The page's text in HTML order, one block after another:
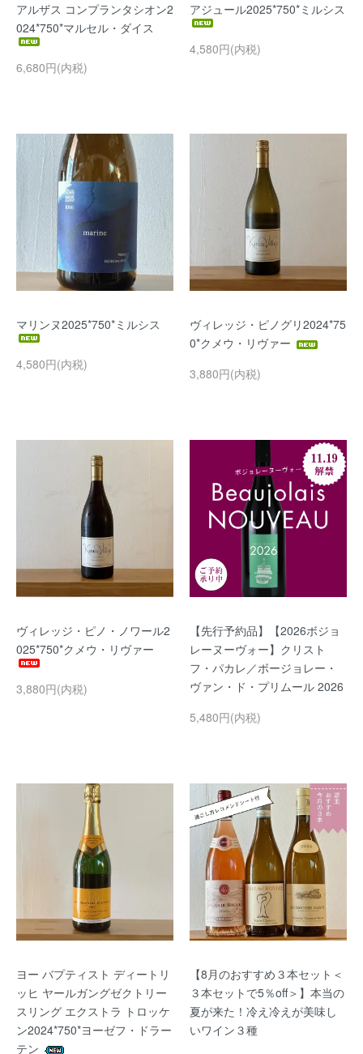
アルザス コンプランタシオン2
024*750*マルセル・ダイス
6,680円(内税)
アジュール2025*750*ミルシス
4,580円(内税)
マリンヌ2025*750*ミルシス
4,580円(内税)
ヴィレッジ・ピノグリ2024*75
0*クメウ・リヴァー
3,880円(内税)
ヴィレッジ・ピノ・ノワール2
025*750*クメウ・リヴァー
3,880円(内税)
【先行予約品】【2026ボジョ
レーヌーヴォー】クリスト
フ・パカレ／ボージョレー・
ヴァン・ド・プリムール 2026
5,480円(内税)
ヨー バプティスト ディートリ
ッヒ ヤールガングゼクトリー
スリング エクストラ トロッケ
ン2024*750*ヨーゼフ・ドラー
テン
【8月のおすすめ３本セット＜
３本セットで5％off＞】本当の
夏が来た！冷え冷えが美味し
いワイン３種